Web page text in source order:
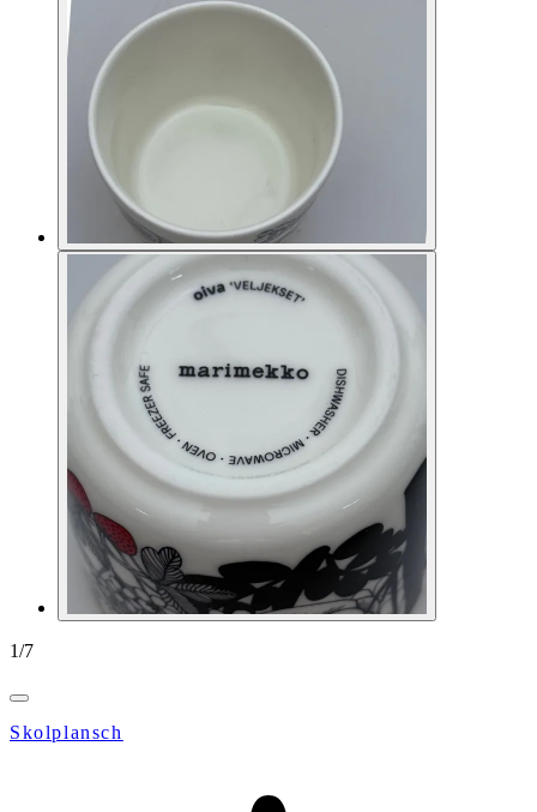
1/7
Skolplansch